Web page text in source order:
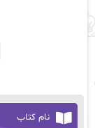
نام کتاب